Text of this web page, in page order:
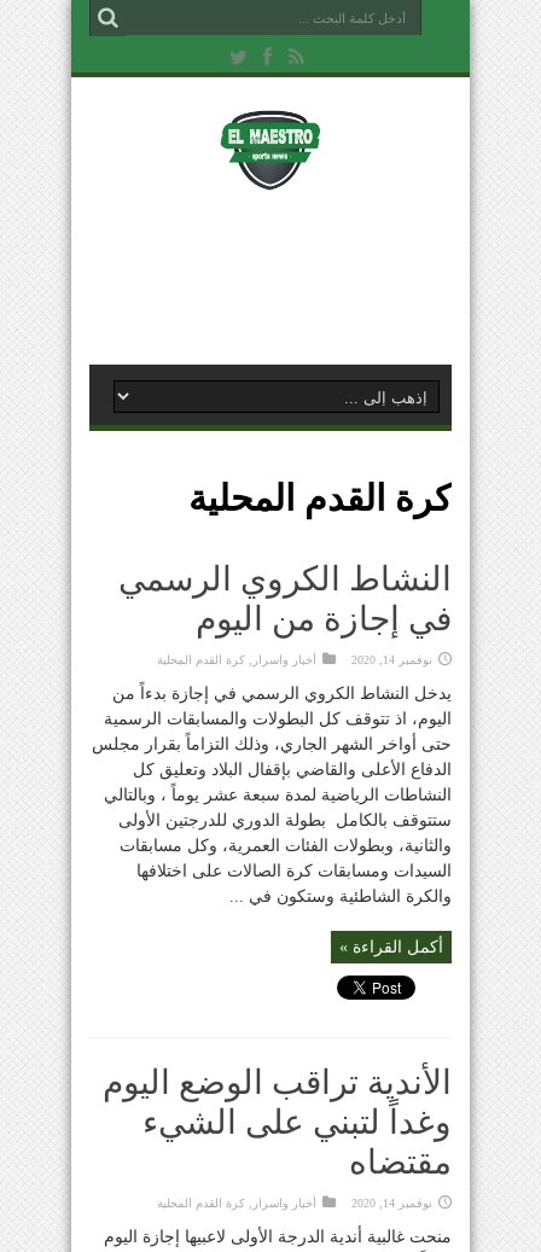
كرة القدم المحلية
النشاط الكروي الرسمي
في إجازة من اليوم
نوفمبر 14, 2020 أخبار واسرار كرة القدم المحلية
يدخل النشاط الكروي الرسمي في إجازة بدءاً من
اليوم، اذ تتوقف كل البطولات والمسابقات الرسمية
حتى أواخر الشهر الجاري، وذلك التزاماً بقرار مجلس
الدفاع الأعلى والقاضي بإقفال البلاد وتعليق كل
النشاطات الرياضية لمدة سبعة عشر يوماً ، وبالتالي
ستتوقف بالكامل بطولة الدوري للدرجتين الأولى
والثانية، وبطولات الفئات العمرية، وكل مسابقات
السيدات ومسابقات كرة الصالات على اختلافها
والكرة الشاطئية وستكون في ...
أكمل القراءة »
الأندية تراقب الوضع اليوم
وغداً لتبني على الشيء
مقتضاه
نوفمبر 14, 2020 أخبار واسرار كرة القدم المحلية
منحت غالبية أندية الدرجة الأولى لاعبيها إجازة اليوم